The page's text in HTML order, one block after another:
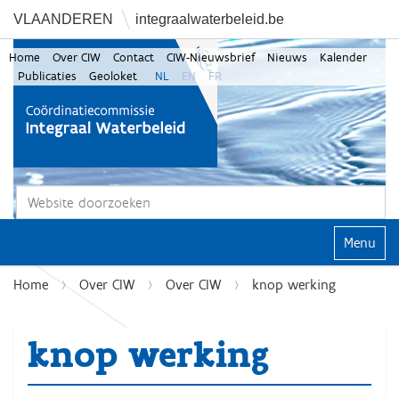
VLAANDEREN integraalwaterbeleid.be
Zoek
Home Over CIW Contact CIW-Nieuwsbrief Nieuws
Kalender
Publicaties
Geoloket NL EN FR
Klap
Home Over CIW Over CIW knop werking
knop werking